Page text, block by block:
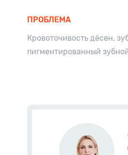
ПРОБЛЕМА
Кровоточивость дёсен,
пигментированный